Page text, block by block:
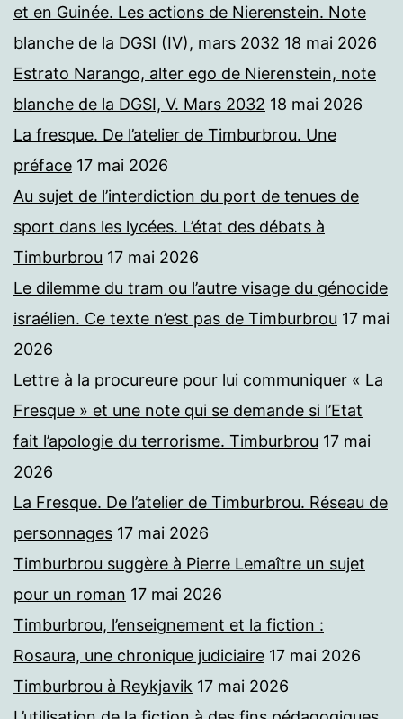
et en Guinée. Les actions de Nierenstein. Note
blanche de la DGSI (IV), mars 2032 18 mai 2026
Estrato Narango, alter ego de Nierenstein, note
blanche de la DGSI, V. Mars 2032 18 mai 2026
La fresque. De l’atelier de Timburbrou. Une
préface 17 mai 2026
Au sujet de l’interdiction du port de tenues de
sport dans les lycées. L’état des débats à
Timburbrou 17 mai 2026
Le dilemme du tram ou l’autre visage du génocide
israélien. Ce texte n’est pas de Timburbrou 17 mai
2026
Lettre à la procureure pour lui communiquer « La
Fresque » et une note qui se demande si l’Etat
fait l’apologie du terrorisme. Timburbrou 17 mai
2026
La Fresque. De l’atelier de Timburbrou. Réseau de
personnages 17 mai 2026
Timburbrou suggère à Pierre Lemaître un sujet
pour un roman 17 mai 2026
Timburbrou, l’enseignement et la fiction :
Rosaura, une chronique judiciaire 17 mai 2026
Timburbrou à Reykjavik 17 mai 2026